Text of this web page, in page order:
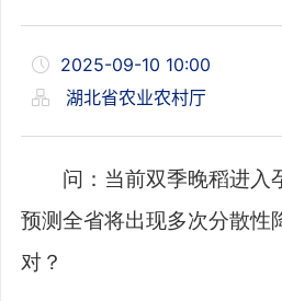
2025-09-10 10:00
湖北省农业农村厅
问： 当前双季晚稻进入
预测全省将出现多次分散性
对？